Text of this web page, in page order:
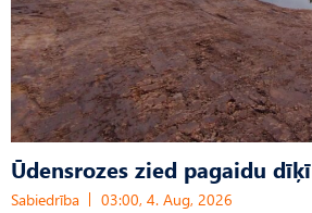
Ūdensrozes zied pagaidu dīķī
Sabiedrība 03:00, 4. Aug, 2026